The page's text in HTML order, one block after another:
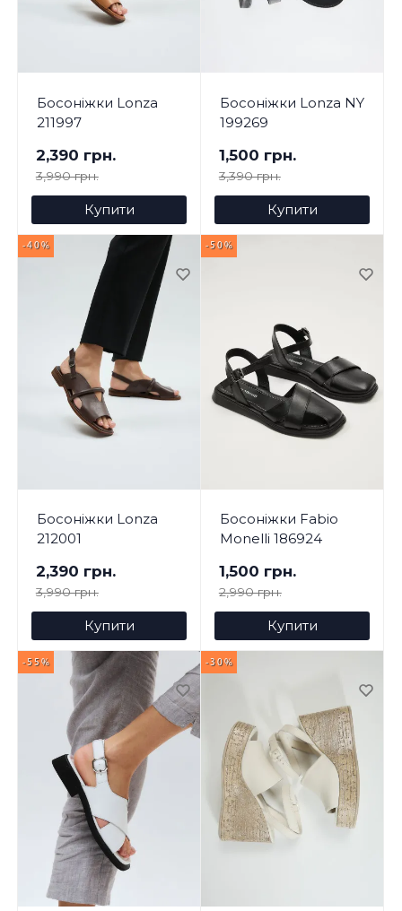
Босоніжки Lonza
211997
2,390 грн.
3,990 грн.
Купити
Босоніжки Lonza NY
199269
1,500 грн.
3,390 грн.
Купити
-40%
Босоніжки Lonza
212001
2,390 грн.
3,990 грн.
Купити
-50%
Босоніжки Fabio
Monelli 186924
1,500 грн.
2,990 грн.
Купити
-55% -30%